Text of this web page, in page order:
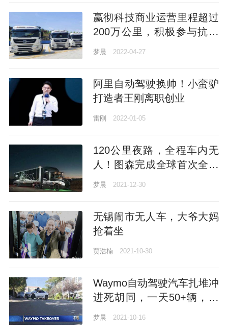
嬴彻科技商业运营里程超过
200万公里，积极参与抗疫
保供运输
梦晨 2022-04-27
阿里自动驾驶换帅！小蛮驴
打造者王刚离职创业
雷刚 2022-01-05
120公里夜路，全程车内无
人！图森完成全球首次全无
人驾驶重卡公开路测
梦晨 2021-12-30
无锡闹市无人车，大爷大妈
抢着坐
贾浩楠 2021-10-30
Waymo自动驾驶汽车扎堆冲
进死胡同，一天50+辆，附
近居民蚌埠住了
梦晨 2021-10-16